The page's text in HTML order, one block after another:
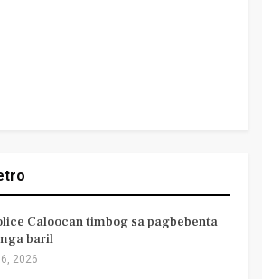
Caloocan timbog sa pagbebenta
baril
2026